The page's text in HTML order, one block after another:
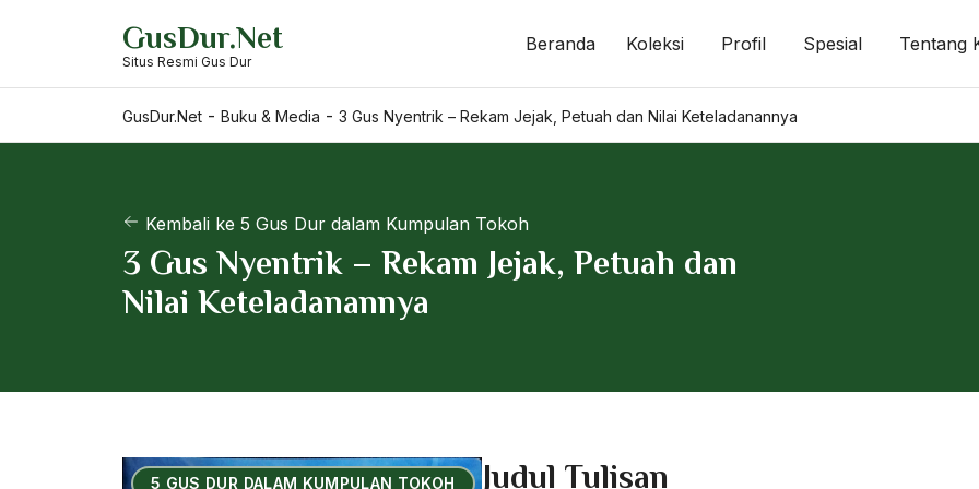
GusDur.Net
Situs Resmi Gus Dur
Beranda Koleksi Profil Spesial Tentang
GusDur.Net - Buku & Media - 3 Gus Nyentrik – Rekam Jejak, Petuah dan Nilai Keteladanannya
Kembali ke 5 Gus Dur dalam Kumpulan Tokoh
3 Gus Nyentrik – Rekam Jejak, Petuah dan
Nilai Keteladanannya
5 GUS DUR DALAM KUMPULAN TOKOH Judul Tulisan